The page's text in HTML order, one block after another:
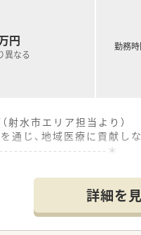
円
異なる
勤務
射水市エリア担当より）
通じ、地域医療に貢献し
＊
ついて】
8分の立地にあり、通勤
呼吸器科の処方箋を1日
おり居宅の患者様110
詳細を